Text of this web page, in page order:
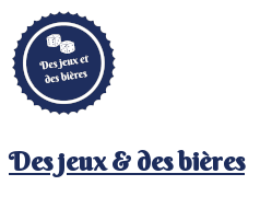
Aller
au
contenu
principal
Des jeux & des bières